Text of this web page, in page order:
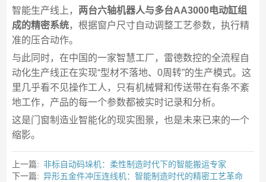
智能生产线上， 两台六轴机器人与多台AA3000电动缸组
成的精密系统，根据窗户尺寸自动调整工艺参数，执行精
准的压合动作。
与此同时，在中国的一家智慧工厂，雷德数控的全流程自
动化生产线正在实现“型材不落地、0周转”的生产模式。这
里几乎看不见操作工人，只有机械臂和传送带在有条不紊
地工作，产品的每一个参数都被实时记录和分析。
这是门窗制造业智能化的现实图景，也是未来已来的一个
缩影。
上一篇: 非标自动码垛机：柔性制造时代下的智能搬运专家
下一篇: 异形五金件冲压连线机：智能制造时代的精密工艺革命